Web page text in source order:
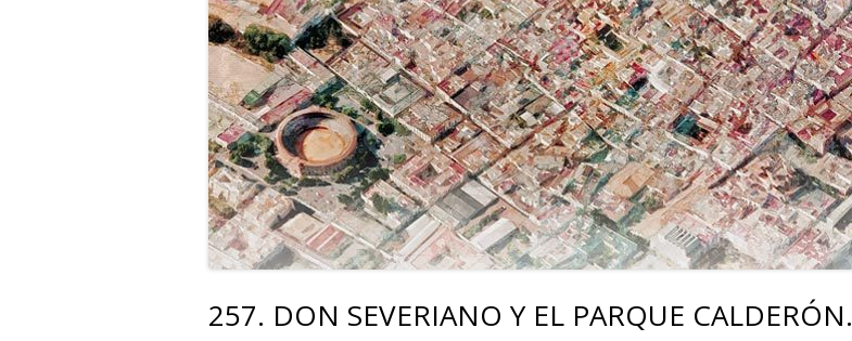
257. DON SEVERIANO Y EL PARQUE CALDERÓN.